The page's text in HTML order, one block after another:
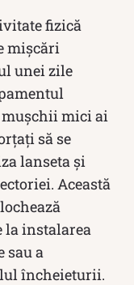
fizică
mișcări
unei zile
mușchii mici ai
să se
lanseta și
Această
la instalarea
sau a
încheieturii.